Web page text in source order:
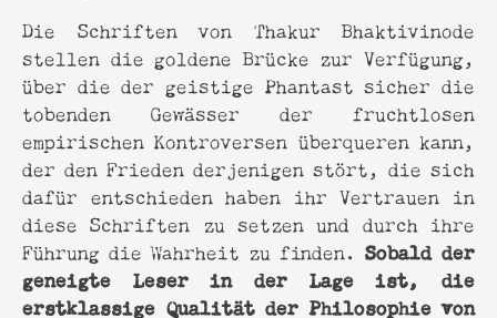
Die Schriften von Thakur Bhaktivinode
stellen die goldene Brücke zur Verfügung,
über die der geistige Phantast sicher die
tobenden Gewässer der fruchtlosen
empirischen Kontroversen überqueren kann,
der den Frieden derjenigen stört, die sich
dafür entschieden haben ihr Vertrauen in
diese Schriften zu setzen und durch ihre
Führung die Wahrheit zu finden. Sobald der
geneigte Leser in der Lage ist, die
erstklassige Qualität der Philosophie von